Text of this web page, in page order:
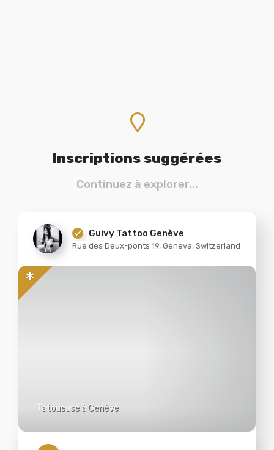
Inscriptions suggérées
Continuez à explorer...
Guivy Tattoo Genève
Rue des Deux-ponts 19, Geneva, Switzerland
Tatoueuse à Genève